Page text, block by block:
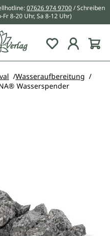
07626 974 9700/ Schreiben
Fr 8-20 Uhr, Sa 8-12 Uhr)
Du hast 0
Wasseraufbereitung
Wasserspender